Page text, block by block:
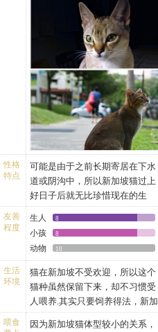
耳朵：大，耳根较宽。
四肢：长度适中。
毛发：古象牙底色及毛尖染上深
啡色(深棕色的刺鼠斑纹)，有光
泽、服帖。
不少人在第一次见到新加坡猫时
都会有这样的印象——长得很像
兔子，但大家可不要被它们的外
表所蒙蔽了，新加坡猫虽然外表
柔弱，但它们的肌肉却很结实，
打起架来也完全不输大猫。
从以上描述中，我们可以发现新
加坡猫还是比较容易辨别的，如
果想要购买一只新加坡猫，买家
根据它们的外形特征就可以将它
们与其他猫咪区分开来。因为新
加坡猫在国内并不多见，饲养的
人也很少，所以想要购买一只新
加坡猫并不容易，而且对猫咪不
了解的人可能会被一些不良商贩
所欺骗。
长后的雌猫不足2公斤，最重的雄
猫也极少有超过2.5公斤以上重量
的。是如今被公认的所有猫品种
中体型最幼小的猫种。该猫外型
优雅，大耳朵和有如画了眼线般
的大眼睛，都能予人深刻印象。
性格
特点
可能是由于之前长期寄居在下水
道或阴沟中，所以新加坡猫过上
好日子后就无比珍惜现在的生
活，它们非常粘自己的主人，好
像生怕哪天又会被遗弃一样。当
你在家时，它们可能会跟着你的
脚步走，偶尔还会冲你叫两声或
是在你腿边磨蹭两下，这都是求
关注的表现，主人不妨摸摸它
们，它们会觉得很开心。
新加坡猫还是一种开朗外向的猫
咪，它们并不会因为陌生人的到
友善
程度
生人 8
小孩 8
动物 10
生活
环境
猫在新加坡不受欢迎，所以这个
猫种虽然保留下来，却不习惯受
人喂养.其实只要饲养得法，新加
坡猫虽性情文静，却很有感情，
喂食
因为新加坡猫体型较小的关系，